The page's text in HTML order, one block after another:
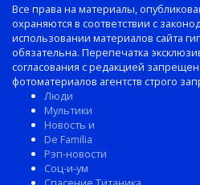
Все права на материалы,
охраняются в соответствии с
использовании материалов сайта
обязательна. Перепечатка
согласования с редакцией
фотоматериалов агентств строго
Люди
Мультики
Новость и
De Familia
Рэп-новости
Соц-и-ум